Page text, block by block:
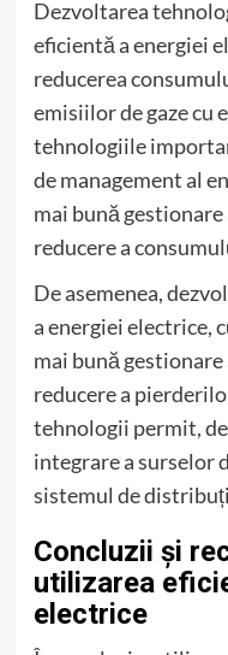
Dezvoltarea
eficientă a energiei
reducerea
emisiilor de gaze cu
tehnologiile
de management al
mai bună
reducere a
De asemenea,
a energiei electrice,
mai bună
reducere a
tehnologii permit, de
integrare a surselor
sistemul de
Concluzii și
utilizarea
electrice